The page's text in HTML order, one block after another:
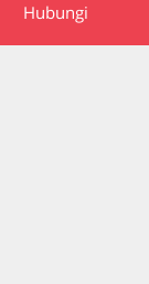
Hubungi